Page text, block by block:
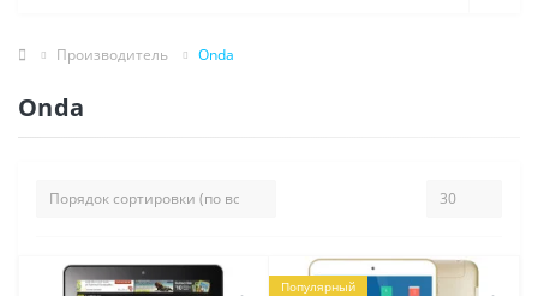
Производитель Onda
Onda
Популярный